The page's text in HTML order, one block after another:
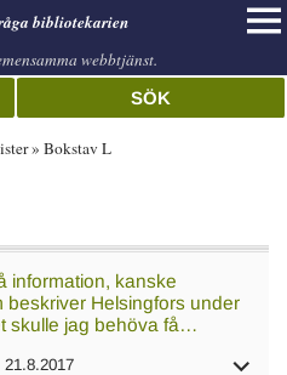
bibliotekarien
webbtjänst.
SÖK
Bokstav L
information, kanske
beskriver Helsingfors under
skulle jag behöva få…
21.8.2017